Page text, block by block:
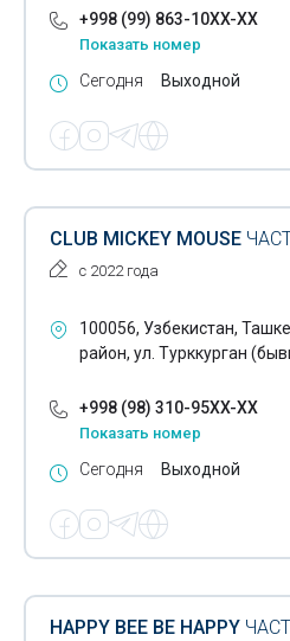
+998 (99) 863-10XX-XX
Показать номер
Сегодня Выходной
CLUB MICKEY MOUSE
с 2022 года
100056, Узбекистан,
район, ул. Турккурган
+998 (98) 310-95XX-XX
Показать номер
Сегодня Выходной
HAPPY BEE BE HAPPY